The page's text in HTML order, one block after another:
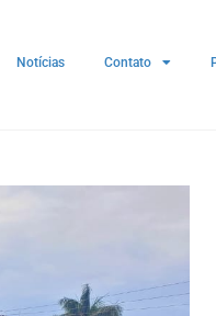
Notícias Contato